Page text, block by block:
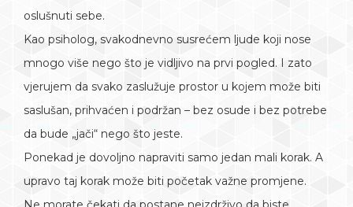
oslušnuti sebe.
Kao psiholog, svakodnevno susrećem ljude koji nose
mnogo više nego što je vidljivo na prvi pogled. I zato
vjerujem da svako zaslužuje prostor u kojem može biti
saslušan, prihvaćen i podržan – bez osude i bez potrebe
da bude „jači“ nego što jeste.
Ponekad je dovoljno napraviti samo jedan mali korak. A
upravo taj korak može biti početak važne promjene.